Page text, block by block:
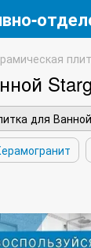
для Ванной